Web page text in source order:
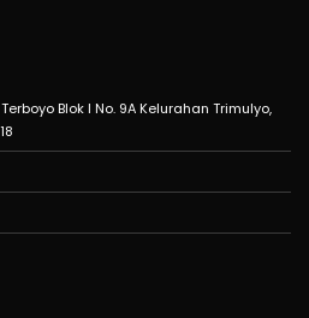
Blok I No. 9A Kelurahan Trimulyo,